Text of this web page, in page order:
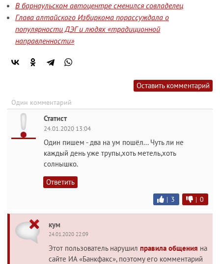
В барнаульском автоцентре сменился совладелец
Глава алтайского Избиркома порассуждала о
популярности ДЭГ и людях «традиционной
направленности»
Оставить комментарий
Один комментарий
Статист
24.01.2020 13:04
Один пишем - два на ум пошёл... Чуть ли не
каждый день уже трупы,хоть метель,хоть
солнышко.
Ответить
| 3 | 0
кум
24.01.2020 22:09
Этот пользователь нарушил правила общения на
сайте ИА «Банкфакс», поэтому его комментарий